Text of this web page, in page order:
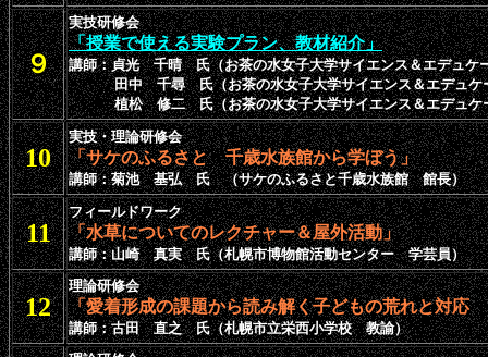
９
実技研修会
「授業で使える実験プラン、教材紹介」
講師：貞光 千晴 氏（お茶の水女子大学サイエンス＆エデュケ
田中 千尋 氏（お茶の水女子大学サイエンス＆エデュケ
植松 修二 氏（お茶の水女子大学サイエンス＆エデュケ
10
実技・理論研修会
「サケのふるさと 千歳水族館から学ぼう」
講師：菊池 基弘 氏 （サケのふるさと千歳水族館 館長）
11
フィールドワーク
「水草についてのレクチャー＆屋外活動」
講師：山崎 真実 氏（札幌市博物館活動センター 学芸員）
12
理論研修会
「愛着形成の課題から読み解く子どもの荒れと対応
講師：古田 直之 氏（札幌市立栄西小学校 教諭）